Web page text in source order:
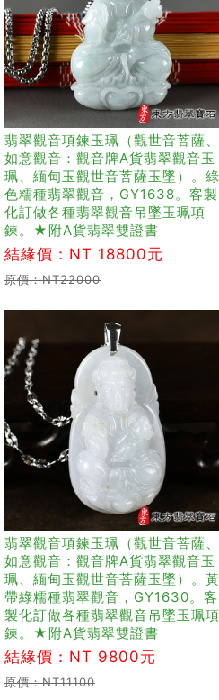
翡翠觀音項鍊玉珮（觀世音菩薩、
如意觀音：觀音牌A貨翡翠觀音玉
珮、緬甸玉觀世音菩薩玉墜）。綠
色糯種翡翠觀音，GY1638。客製
化訂做各種翡翠觀音吊墜玉珮項
鍊。★附A貨翡翠雙證書
結緣價：NT 18800元
原價：NT22000
翡翠觀音項鍊玉珮（觀世音菩薩、
如意觀音：觀音牌A貨翡翠觀音玉
珮、緬甸玉觀世音菩薩玉墜）。黃
帶綠糯種翡翠觀音，GY1630。客
製化訂做各種翡翠觀音吊墜玉珮項
鍊。★附A貨翡翠雙證書
結緣價：NT 9800元
原價：NT11100